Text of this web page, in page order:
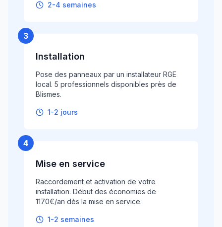
2-4 semaines
3
Installation
Pose des panneaux par un installateur RGE
local. 5 professionnels disponibles près de
Blismes.
1-2 jours
4
Mise en service
Raccordement et activation de votre
installation. Début des économies de
1170€/an dès la mise en service.
1-2 semaines